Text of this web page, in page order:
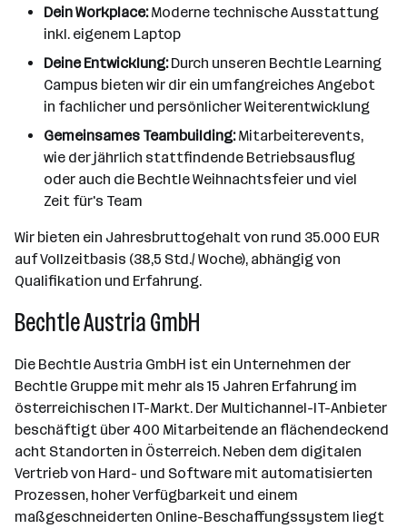
Dein Workplace:Moderne technische Ausstattung
inkl. eigenem Laptop
Deine Entwicklung:Durch unseren Bechtle Learning
Campus bieten wir dir ein umfangreiches Angebot
in fachlicher und persönlicher Weiterentwicklung
Gemeinsames Teambuilding:Mitarbeiterevents,
wie der jährlich stattfindende Betriebsausflug
oder auch die Bechtle Weihnachtsfeier und viel
Zeit für's Team
Wir bieten ein Jahresbruttogehalt von rund 35.000 EUR
auf Vollzeitbasis (38,5 Std./ Woche), abhängig von
Qualifikation und Erfahrung.
Bechtle Austria GmbH
Die Bechtle Austria GmbH ist ein Unternehmen der
Bechtle Gruppe mit mehr als 15 Jahren Erfahrung im
österreichischen IT-Markt. Der Multichannel-IT-Anbieter
beschäftigt über 400 Mitarbeitende an flächendeckend
acht Standorten in Österreich. Neben dem digitalen
Vertrieb von Hard- und Software mit automatisierten
Prozessen, hoher Verfügbarkeit und einem
maßgeschneiderten Online-Beschaffungssystem liegt